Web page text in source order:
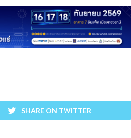
SHARE ON TWITTER